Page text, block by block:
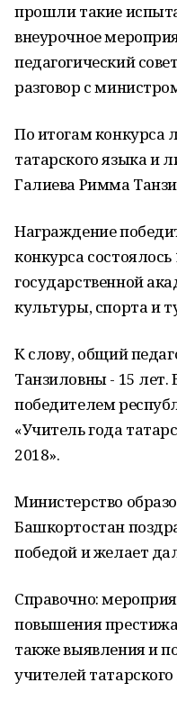
прошли такие
внеурочное
педагогический
разговор с
По итогам
татарского языка и
Галиева Римма
Награждение
конкурса
государственной
культуры, спорта и
К слову, общий
Танзиловны - 15
победителем
«Учитель года
2018».
Министерство
Башкортостан
победой и желает
Справочно:
повышения
также выявления и
учителей